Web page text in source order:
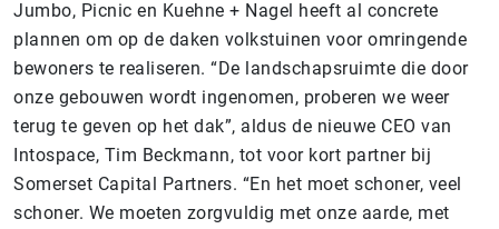
Jumbo, Picnic en Kuehne + Nagel heeft al concrete
plannen om op de daken volkstuinen voor omringende
bewoners te realiseren. “De landschapsruimte die door
onze gebouwen wordt ingenomen, proberen we weer
terug te geven op het dak”, aldus de nieuwe CEO van
Intospace, Tim Beckmann, tot voor kort partner bij
Somerset Capital Partners. “En het moet schoner, veel
schoner. We moeten zorgvuldig met onze aarde, met